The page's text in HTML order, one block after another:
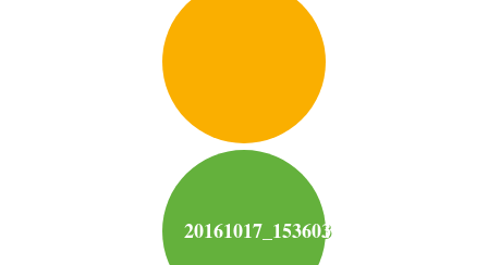
20161017_153603